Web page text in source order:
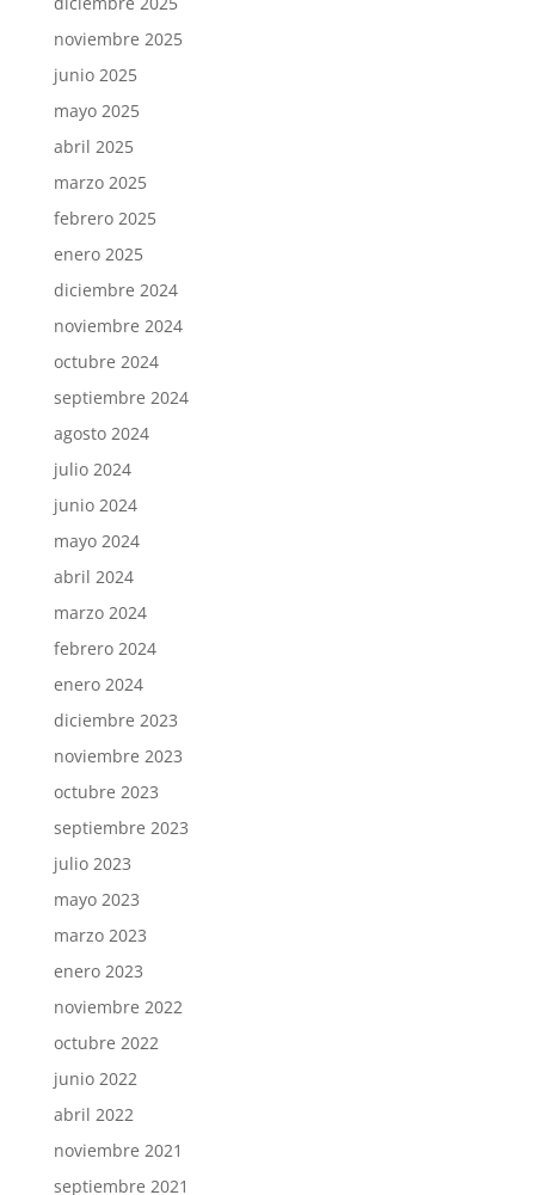
noviembre 2025
junio 2025
mayo 2025
abril 2025
marzo 2025
febrero 2025
enero 2025
diciembre 2024
noviembre 2024
octubre 2024
septiembre 2024
agosto 2024
julio 2024
junio 2024
mayo 2024
abril 2024
marzo 2024
febrero 2024
enero 2024
diciembre 2023
noviembre 2023
octubre 2023
septiembre 2023
julio 2023
mayo 2023
marzo 2023
enero 2023
noviembre 2022
octubre 2022
junio 2022
abril 2022
noviembre 2021
septiembre 2021